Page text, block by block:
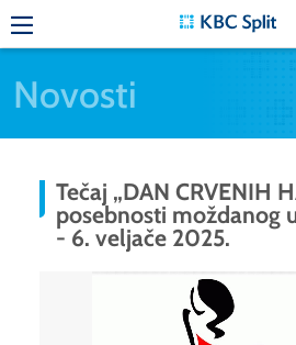
Novosti
Tečaj „DAN CRVENIH
posebnosti moždanog
- 6. veljače 2025.